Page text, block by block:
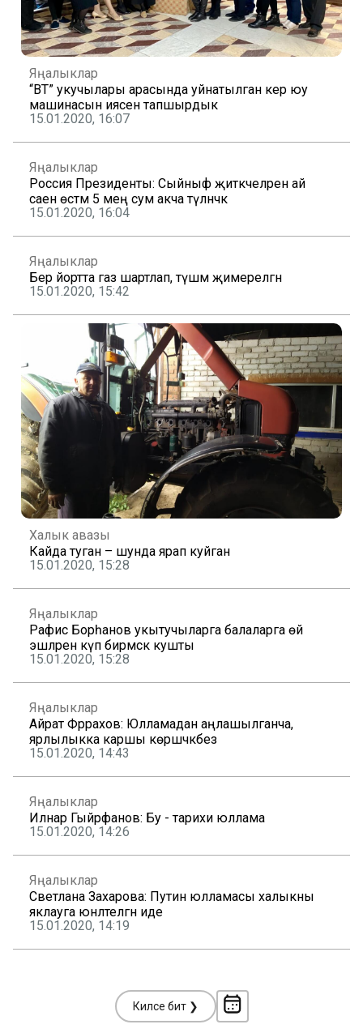
Яңалыклар
“ВТ” укучылары арасында уйнатылган кер юу
машинасын иясенә тапшырдык
15.01.2020, 16:07
Яңалыклар
Россия Президенты: Сыйныф җитәкчеләренә ай
саен өстәмә 5 мең сум акча түләнәчәк
15.01.2020, 16:04
Яңалыклар
Бер йортта газ шартлап, түшәм җимерелгән
15.01.2020, 15:42
Халык авазы
Кайда туган – шунда ярап куйган
15.01.2020, 15:28
Яңалыклар
Рафис Борһанов укытучыларга балаларга өй
эшләрен күп бирмәскә кушты
15.01.2020, 15:28
Яңалыклар
Айрат Фәррахов: Юлламадан аңлашылганча,
ярлылыкка каршы көрәшәчәкбез
15.01.2020, 14:43
Яңалыклар
Илнар Гыйрфанов: Бу - тарихи юллама
15.01.2020, 14:26
Яңалыклар
Светлана Захарова: Путин юлламасы халыкны
яклауга юнәлтелгән иде
15.01.2020, 14:19
Киләсе бит ❯